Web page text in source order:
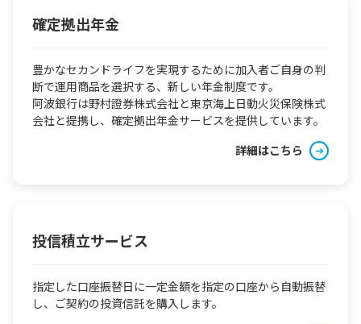
確定拠出年金
豊かなセカンドライフを実現するために加入者ご自身の判
断で運用商品を選択する、新しい年金制度です。
阿波銀行は野村證券株式会社と東京海上日動火災保険株式
会社と提携し、確定拠出年金サービスを提供しています。
詳細はこちら
投信積立サービス
指定した口座振替日に一定金額を指定の口座から自動振替
し、ご契約の投資信託を購入します。